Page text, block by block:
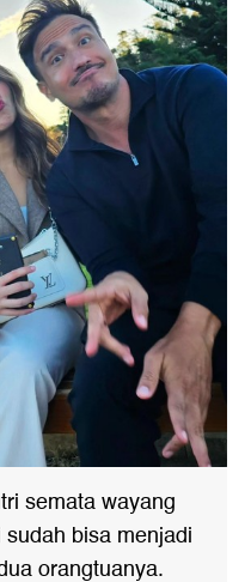
semata wayang
bisa menjadi
orangtuanya.